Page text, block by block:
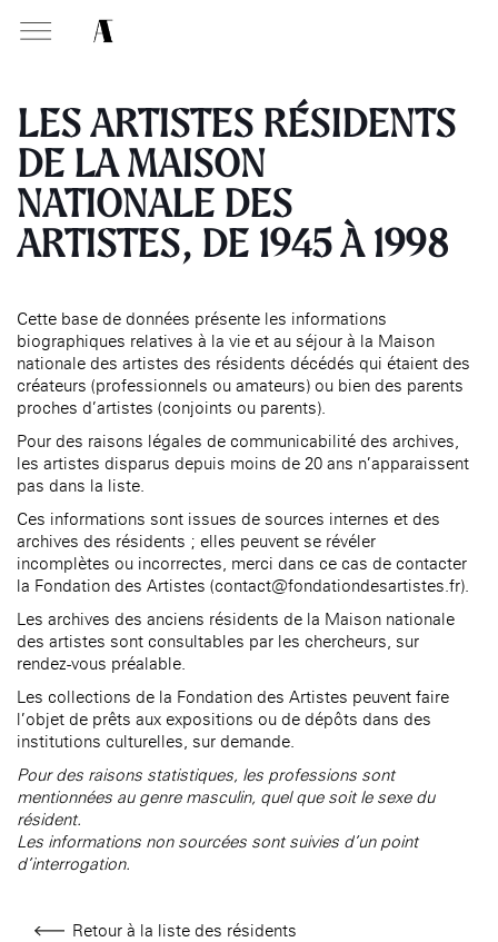
LES ARTISTES RÉSIDENTS
DE LA MAISON
NATIONALE DES
ARTISTES, DE 1945 À 1998
Cette base de données présente les informations
biographiques relatives à la vie et au séjour à la Maison
nationale des artistes des résidents décédés qui étaient des
créateurs (professionnels ou amateurs) ou bien des parents
proches d’artistes (conjoints ou parents).
Pour des raisons légales de communicabilité des archives,
les artistes disparus depuis moins de 20 ans n’apparaissent
pas dans la liste.
Ces informations sont issues de sources internes et des
archives des résidents ; elles peuvent se révéler
incomplètes ou incorrectes, merci dans ce cas de contacter
la Fondation des Artistes (contact@fondationdesartistes.fr).
Les archives des anciens résidents de la Maison nationale
des artistes sont consultables par les chercheurs, sur
rendez-vous préalable.
Les collections de la Fondation des Artistes peuvent faire
l’objet de prêts aux expositions ou de dépôts dans des
institutions culturelles, sur demande.
Pour des raisons statistiques, les professions sont
mentionnées au genre masculin, quel que soit le sexe du
résident.
Les informations non sourcées sont suivies d’un point
d’interrogation.
Retour à la liste des résidents
PRÉSENTATION
Présentation de la
Fondation des Artistes
Histoire de la Fondation
des Artistes
Patrimoine
MISSIONS
Soutenir les écoles d’art
Aider à la production
Attribuer des ateliers
Diffuser dans son centre
d’art, laMABA
Promouvoir la scène
française à l’international
Produire, dans la résidence
de Moly-Sabata
Accompagner le grand
des artistes(EHPAD)
VISITEZ
À NOGENT-SUR-MARNE
Publics
Accueil
des artistes, EHPAD
des
Infos
Accueil
Fondation
Bibliothèque
Smith-Lesouëf
Parc
À PARIS
Cabinet de curiosité et
Rotonde Balzac de l’Hôtel
Salomon de Rothschild
Jardin public de l’Hôtel
Salomon de Rothschild